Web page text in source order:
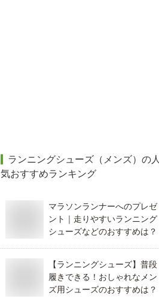
ランニングシューズ（メンズ） の人
気おすすめランキング
マラソンランナーへのプレゼ
ント｜走りやすいランニング
シューズなどのおすすめは？
【ランニングシューズ】普段
履きできる！おしゃれなメン
ズ用シューズのおすすめは？